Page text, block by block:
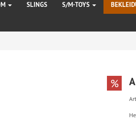
SLINGS S/M-TOYS
%